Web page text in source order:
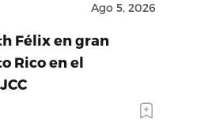
Ago 5, 2026
Félix en gran
Rico en el